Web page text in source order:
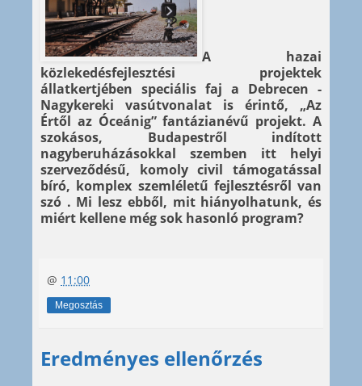
A hazai
közlekedésfejlesztési projektek
állatkertjében speciális faj a Debrecen -
Nagykereki vasútvonalat is érintő, „Az
Értől az Óceánig” fantázianévű projekt. A
szokásos, Budapestről indított
nagyberuházásokkal szemben itt helyi
szerveződésű, komoly civil támogatással
bíró, komplex szemléletű fejlesztésről van
szó . Mi lesz ebből, mit hiányolhatunk, és
miért kellene még sok hasonló program?
@ 11:00
Megosztás
Eredményes ellenőrzés